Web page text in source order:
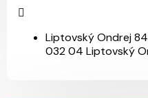
Liptovský Ondrej 84
032 04 Liptovský